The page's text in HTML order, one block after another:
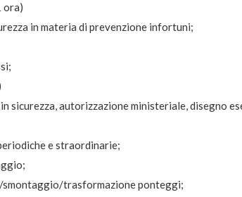
ora)
in materia di prevenzione infortuni;
sicurezza, autorizzazione ministeriale, disegno
e straordinarie;
trasformazione ponteggi;